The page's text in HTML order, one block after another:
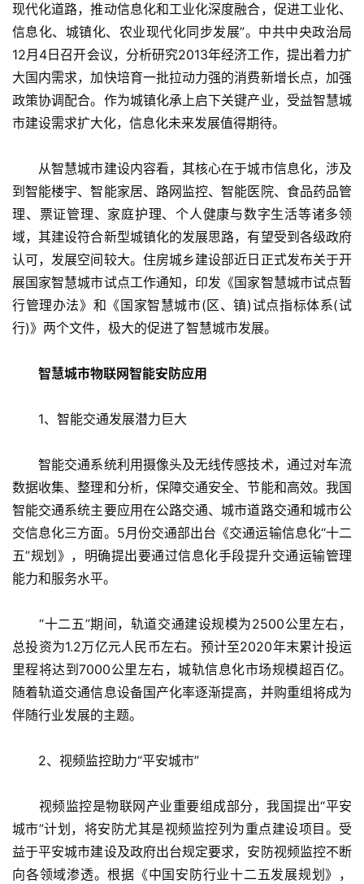
现代化道路，推动信息化和工业化深度融合，促进工业化、
信息化、城镇化、农业现代化同步发展”。中共中央政治局
12月4日召开会议，分析研究2013年经济工作，提出着力扩
大国内需求，加快培育一批拉动力强的消费新增长点，加强
政策协调配合。作为城镇化承上启下关键产业，受益智慧城
市建设需求扩大化，信息化未来发展值得期待。
从智慧城市建设内容看，其核心在于城市信息化，涉及
到智能楼宇、智能家居、路网监控、智能医院、食品药品管
理、票证管理、家庭护理、个人健康与数字生活等诸多领
域，其建设符合新型城镇化的发展思路，有望受到各级政府
认可，发展空间较大。住房城乡建设部近日正式发布关于开
展国家智慧城市试点工作通知，印发《国家智慧城市试点暂
行管理办法》和《国家智慧城市(区、镇)试点指标体系(试
行)》两个文件，极大的促进了智慧城市发展。
智慧城市物联网智能安防应用
1、智能交通发展潜力巨大
智能交通系统利用摄像头及无线传感技术，通过对车流
数据收集、整理和分析，保障交通安全、节能和高效。我国
智能交通系统主要应用在公路交通、城市道路交通和城市公
交信息化三方面。5月份交通部出台《交通运输信息化“十二
五”规划》，明确提出要通过信息化手段提升交通运输管理
能力和服务水平。
“十二五”期间，轨道交通建设规模为2500公里左右，
总投资为1.2万亿元人民币左右。预计至2020年末累计投运
里程将达到7000公里左右，城轨信息化市场规模超百亿。
随着轨道交通信息设备国产化率逐渐提高，并购重组将成为
伴随行业发展的主题。
2、视频监控助力“平安城市”
视频监控是物联网产业重要组成部分，我国提出“平安
城市”计划，将安防尤其是视频监控列为重点建设项目。受
益于平安城市建设及政府出台规定要求，安防视频监控不断
向各领域渗透。根据《中国安防行业十二五发展规划》，